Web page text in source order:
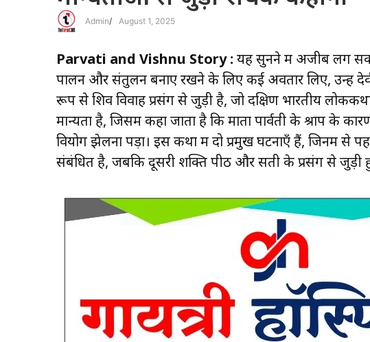
Admin/ August 1, 2025
Parvati and Vishnu Story : यह सुनने में अजीब लग
पालन और संतुलन बनाए रखने के लिए कई अवतार लिए, उन्हें
रूप से शिव विवाह प्रसंग से जुड़ी है, जो दक्षिण भारतीय
मान्यता है, जिसमें कहा जाता है कि माता पार्वती के श्राप के
वियोग झेलना पड़ा। इस कथा में दो प्रमुख घटनाएँ हैं, जिनमें से
संबंधित है, जबकि दूसरी शक्ति पीठ और सती के प्रसंग से जुड़ी